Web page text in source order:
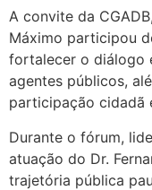
A convite da
Máximo participou
fortalecer o diálogo
agentes públicos,
participação cidadã
Durante o fórum,
atuação do Dr.
trajetória pública